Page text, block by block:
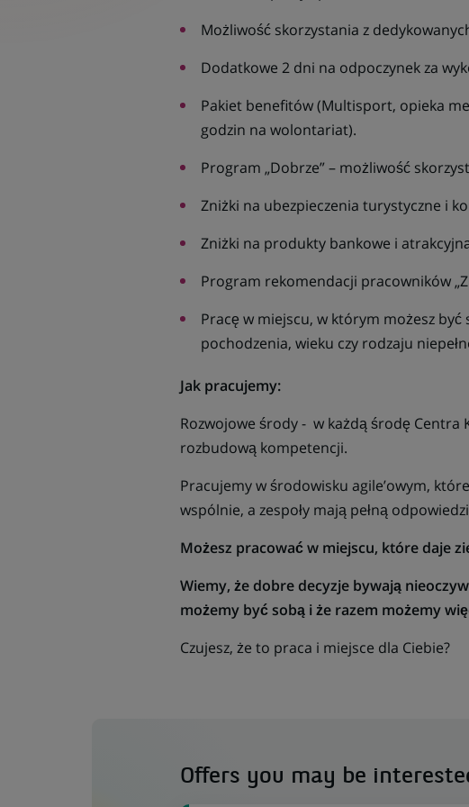
Możliwość skorzystania z
Dodatkowe 2 dni na odpoczynek za
Pakiet benefitów (Multisport, opieka
godzin na wolontariat).
Program „Dobrze” – możliwość
Zniżki na ubezpieczenia turystyczne i
Zniżki na produkty bankowe i
Program rekomendacji pracowników
Pracę w miejscu, w którym możesz
pochodzenia, wieku czy rodzaju
Jak pracujemy:
Rozwojowe środy - w każdą środę Centra
rozbudową kompetencji.
Pracujemy w środowisku agile’owym,
wspólnie, a zespoły mają pełną
Możesz pracować w miejscu, które daje
Wiemy, że dobre decyzje bywają
możemy być sobą i że razem możemy
Czujesz, że to praca i miejsce dla Ciebie?
Offers you may be